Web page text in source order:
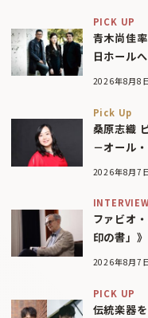
PICK UP
青木尚佳
日ホール
2026年8月8
Pick Up
桑原志織
－オール
2026年8月7
INTERVIEW
ファビオ
印の書」》
2026年8月7
PICK UP
伝統楽器